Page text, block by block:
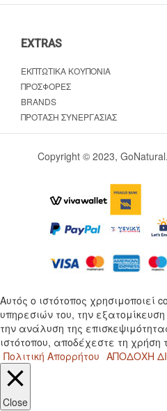
EXTRAS
ΕΚΠΤΩΤΙΚΆ ΚΟΥΠΌΝΙΑ
ΠΡΟΣΦΟΡΈΣ
BRANDS
ΠΡΌΤΑΣΗ ΣΥΝΕΡΓΑΣΊΑΣ
Copyright © 2023,
Αυτός ο ιστότοπος χρησιμοποιεί
υπηρεσιών του, την
την ανάλυση της
ιστότοπου, αποδέχεστε τη χρήση
Πολιτική Απορρήτου ΑΠΟΔΟΧΗ
Close